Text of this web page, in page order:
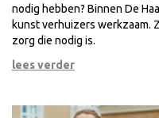
nodig hebben? Binnen De
kunst verhuizers werkzaam.
zorg die nodig is.
lees verder